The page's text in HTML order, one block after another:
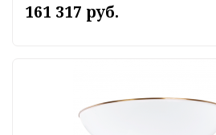
161 317 руб.